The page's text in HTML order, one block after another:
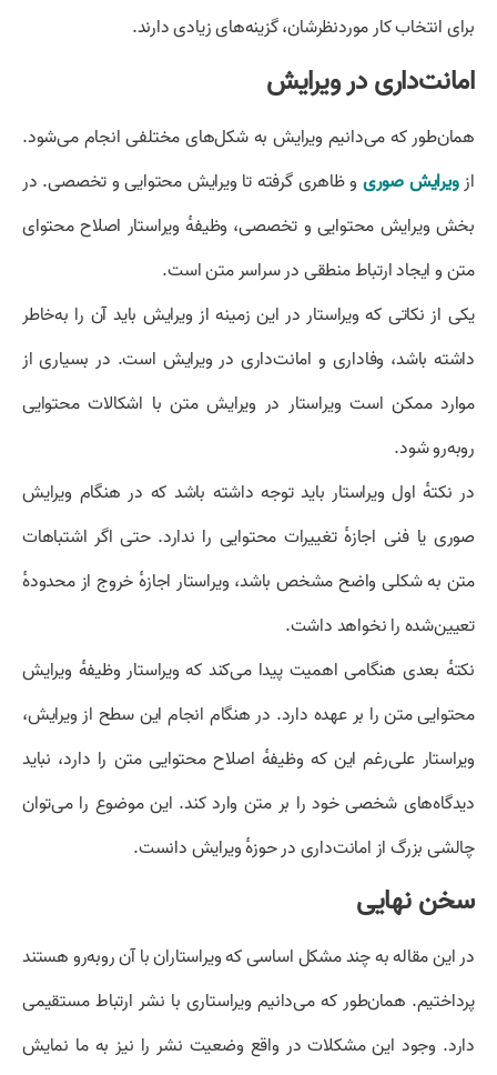
برای انتخاب کار موردنظرشان، گزینه‌های زیادی دارند.
امانت‌داری در ویرایش
همان‌طور که می‌دانیم ویرایش به شکل‌های مختلفی انجام می‌شود.
ازویرایش صوری و ظاهری گرفته تا ویرایش محتوایی و تخصصی. در
بخش ویرایش محتوایی و تخصصی، وظیفهٔ ویراستار اصلاح محتوای
متن و ایجاد ارتباط منطقی در سراسر متن است.
یکی از نکاتی که ویراستار در این زمینه از ویرایش باید آن را به‌خاطر
داشته باشد، وفاداری و امانت‌داری در ویرایش است. در بسیاری از
موارد ممکن است ویراستار در ویرایش متن با اشکالات محتوایی
روبه‌رو شود.
در نکتهٔ اول ویراستار باید توجه داشته باشد که در هنگام ویرایش
صوری یا فنی اجازهٔ تغییرات محتوایی را ندارد. حتی اگر اشتباهات
متن به شکلی واضح مشخص باشد، ویراستار اجازهٔ خروج از محدودهٔ
تعیین‌شده را نخواهد داشت.
نکتهٔ بعدی هنگامی اهمیت پیدا می‌کند که ویراستار وظیفهٔ ویرایش
محتوایی متن را بر عهده دارد. در هنگام انجام این سطح از ویرایش،
ویراستار علی‌رغم این که وظیفهٔ اصلاح محتوایی متن را دارد، نباید
دیدگاه‌های شخصی خود را بر متن وارد کند. این موضوع را می‌توان
چالشی بزرگ از امانت‌داری در حوزهٔ ویرایش دانست.
سخن نهایی
در این مقاله به چند مشکل اساسی که ویراستاران با آن روبه‌رو هستند
پرداختیم. همان‌طور که می‌دانیم ویراستاری با نشر ارتباط مستقیمی
دارد. وجود این مشکلات در واقع وضعیت نشر را نیز به ما نمایش